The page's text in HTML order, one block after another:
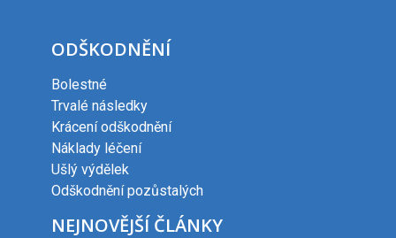
ODŠKODNĚNÍ
Bolestné
Trvalé následky
Krácení odškodnění
Náklady léčení
Ušlý výdělek
Odškodnění pozůstalých
NEJNOVĚJŠÍ ČLÁNKY